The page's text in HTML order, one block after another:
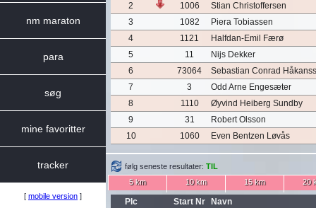
nm maraton
para
søg
mine favoritter
tracker
[ mobile version ]
2
1006
Stian Christoffersen
3
1082
Piera Tobiassen
4
1121
Halfdan-Emil Færø
5
11
Nijs Dekker
6
73064
Sebastian Conrad
7
3
Odd Arne Engesæter
8
1110
Øyvind Heiberg Sundby
9
31
Robert Olsson
10
1060 Even Bentzen Løvås
følg seneste resultater: TIL
5 km
10 km 15 km 20
Plc Start Nr
Navn